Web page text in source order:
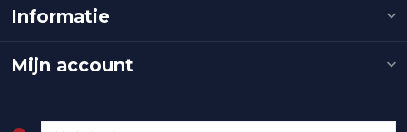
Informatie
Mijn account